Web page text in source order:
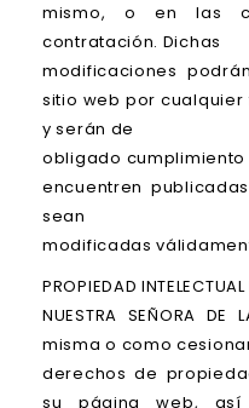
mismo, o en las
contratación. Dichas
modificaciones
sitio web por
y serán de
obligado
encuentren
sean
modificadas
PROPIEDAD
NUESTRA SEÑORA
misma o como
derechos de
su página web,